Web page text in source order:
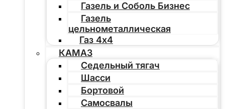
Газель и Соболь Бизнес
Газель
цельнометаллическая
Газ 4х4
КАМАЗ
Седельный тягач
Шасси
Бортовой
Самосвалы